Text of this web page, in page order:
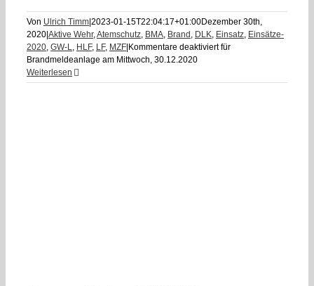
Von Ulrich Timm 2023-01-15T22:04:17+01:00Dezember 30th,
2020 Aktive Wehr,Atemschutz, BMA, Brand , DLK, Einsatz, Einsätze-
2020, GW-L, HLF, LF, MZF Kommentare deaktiviertfür
Brandmeldeanlage am Mittwoch, 30.12.2020
Weiterlesen